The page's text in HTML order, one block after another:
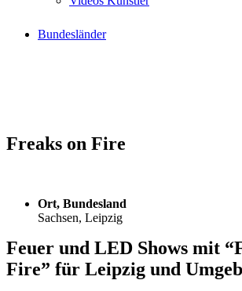
Bundesländer
Freaks on Fire
Ort, Bundesland
Sachsen, Leipzig
Feuer und LED Shows mit
Fire” für Leipzig und